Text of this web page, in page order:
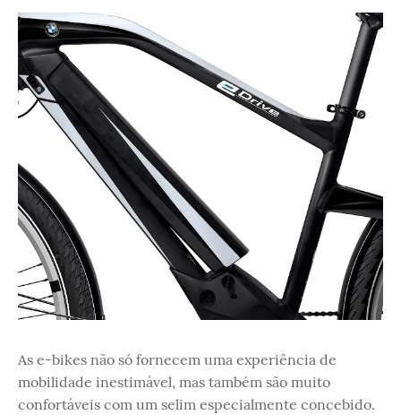
As e-bikes não só fornecem uma experiência de
mobilidade inestimável, mas também são muito
confortáveis ​com um selim ​especialmente concebido.